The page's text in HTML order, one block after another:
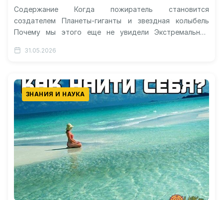
Содержание Когда пожиратель становится
создателем Планеты-гиганты и звездная колыбель
Почему мы этого еще не увидели Экстремальные
расположенные в центрах…
31.05.2026
ЗНАНИЯ И НАУКА